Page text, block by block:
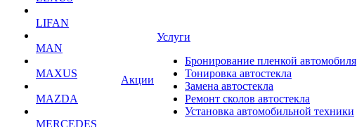
LIFAN
MAN
MAXUS
MAZDA
MERCEDES
Акции
Услуги
Бронирование пленкой автомобиля
Тонировка автостекла
Замена автостекла
Ремонт сколов автостекла
Установка автомобильной техники